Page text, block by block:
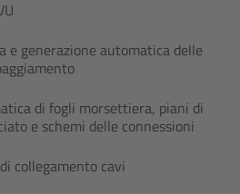
e generazione automatica delle
di fogli morsettiera, piani di
e schemi delle connessioni
collegamento cavi